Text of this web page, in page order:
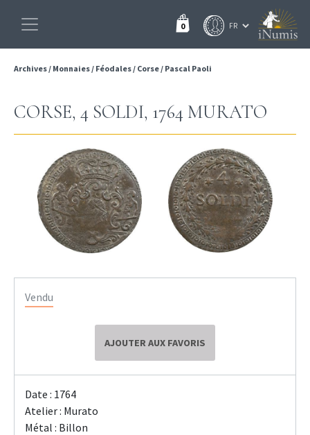
0
Archives/ Monnaies/ Féodales/ Corse/ Pascal Paoli
CORSE, 4 SOLDI, 1764 MURATO
Vendu
AJOUTER AUX FAVORIS
Date : 1764
Atelier : Murato
Métal : Billon